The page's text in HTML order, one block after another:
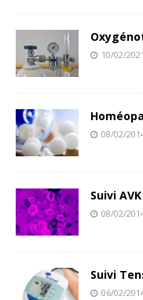
10/02/2021
08/02/
Suivi AVK
08/02/
Suivi
06/02/